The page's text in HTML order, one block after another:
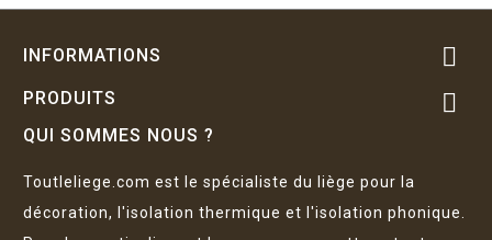
INFORMATIONS 
PRODUITS 
QUI SOMMES NOUS ?
Toutleliege.com est le spécialiste du liège pour la
décoration, l'isolation thermique et l'isolation phonique.